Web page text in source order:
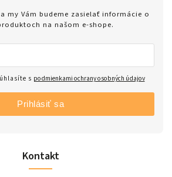
Kontakt
my Vám budeme zasielať informácie o
na našom e-shope.
s podmienkami ochrany osobných údajov
Prihlásiť sa